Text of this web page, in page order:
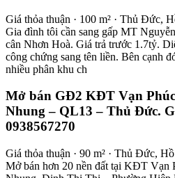
Giá thỏa thuận · 100 m² · Thủ Đức,
Gia đình tôi cần sang gấp MT
cân Nhơn Hoà. Giá trả trước 1.7tỷ.
công chứng sang tên liền. Bên cạnh
nhiều phân khu ch
Mở bán GĐ2 KĐT Vạn
Nhung – QL13 – Thủ Đức.
0938567270
Giá thỏa thuận · 90 m² · Thủ Đức,
Mở bán hơn 20 nền đất tại KĐT Vạn